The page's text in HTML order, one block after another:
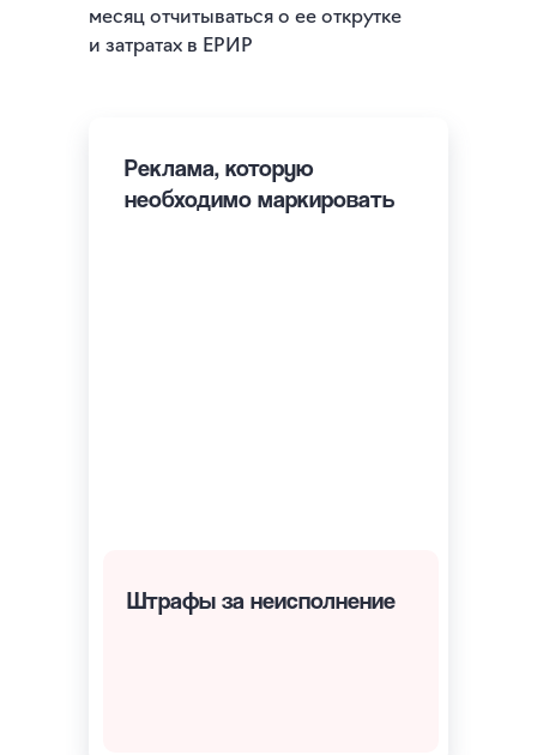
месяц отчитываться о ее открутке
и затратах в ЕРИР
Реклама, которую
необходимо маркировать
Штрафы за неисполнение